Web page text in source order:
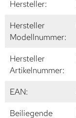
Hersteller:
Hersteller
Modellnummer:
Hersteller
Artikelnummer:
EAN:
Beiliegende